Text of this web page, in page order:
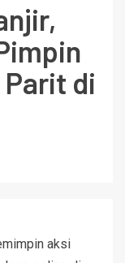
di
aksi